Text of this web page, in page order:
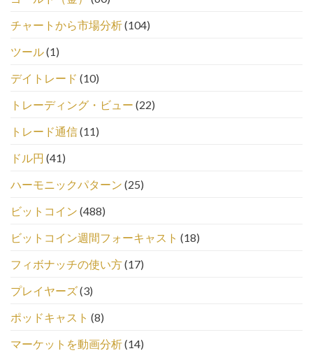
チャートから市場分析(104)
ツール(1)
デイトレード (10)
トレーディング・ビュー (22)
トレード通信(11)
ドル円 (41)
ハーモニックパターン (25)
ビットコイン (488)
ビットコイン週間フォーキャスト (18)
フィボナッチの使い方(17)
プレイヤーズ(3)
ポッドキャスト (8)
マーケットを動画分析(14)